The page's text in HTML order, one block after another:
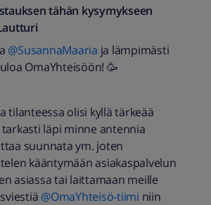
tähän kysymykseen
@SusannaMaaria ja lämpimästi
OmaYhteisöön! 🥳
tilanteessa olisi kyllä tärkeää
tarkasti läpi minne antennia
suunnata ym. joten
kääntymään asiakaspalvelun
asiassa tai laittamaan meille
@OmaYhteisö-tiimi niin